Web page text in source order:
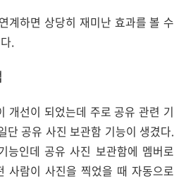
계하면 상당히 재미난 효과를 볼 수
.
개선이 되었는데 주로 공유 관련 기
단 공유 사진 보관함 기능이 생겼다.
능인데 공유 사진 보관함에 멤버로
사람이 사진을 찍었을 때 자동으로